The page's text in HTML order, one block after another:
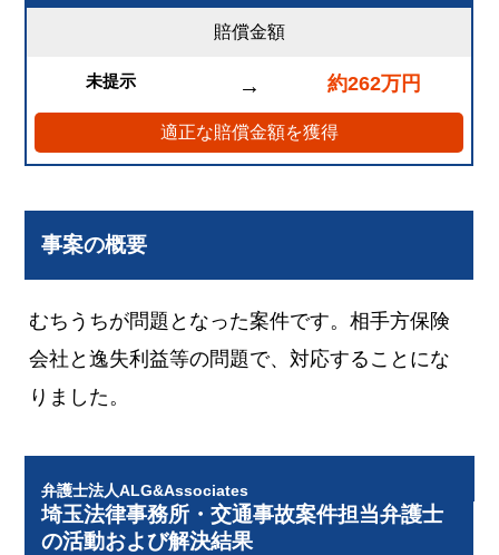
賠償金額
未提示 → 約262万円
適正な賠償金額を獲得
事案の概要
むちうちが問題となった案件です。相手方保険
会社と逸失利益等の問題で、対応することにな
りました。
弁護士法人ALG&Associates
埼玉法律事務所・交通事故案件担当弁護士
の活動および解決結果